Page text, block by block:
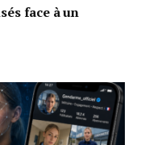
face à un